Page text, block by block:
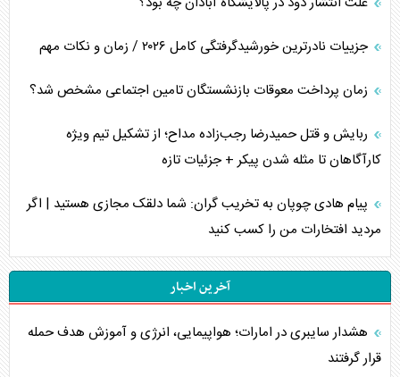
جزییات نادرترین خورشیدگرفتگی کامل ۲۰۲۶ / زمان و نکات مهم
زمان پرداخت معوقات بازنشستگان تامین اجتماعی مشخص شد؟
ربایش و قتل حمیدرضا رجب‌زاده مداح؛ از تشکیل تیم ویژه
کارآگاهان تا مثله شدن پیکر + جزئیات تازه
پیام هادی چوپان به تخریب گران: شما دلقک مجازی هستید | اگر
مردید افتخارات من را کسب کنید
آخرین اخبار
هشدار سایبری در امارات؛ هواپیمایی، انرژی و آموزش هدف حمله
قرار گرفتند